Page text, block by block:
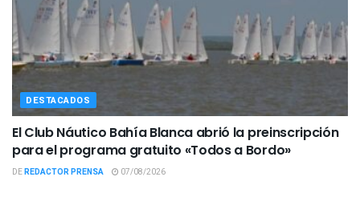
DESTACADOS
El Club Náutico Bahía Blanca abrió la preinscripción
para el programa gratuito «Todos a Bordo»
DEREDACTOR PRENSA 07/08/2026